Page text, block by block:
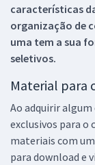
características
organização de
uma tem a sua
seletivos.
Material para
Ao adquirir algum
exclusivos para o
materiais com
para download e